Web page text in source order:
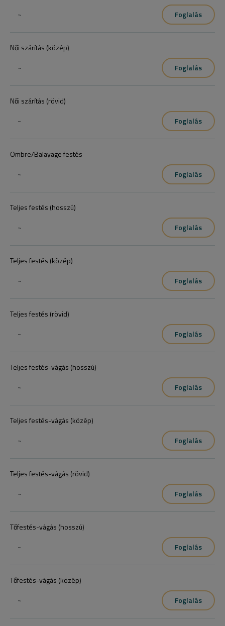
~
Foglalás
Női szárítás (közép)
~
Foglalás
Női szárítás (rövid)
~
Foglalás
Ombre/Balayage festés
~
Foglalás
Teljes festés (hosszú)
~
Foglalás
Teljes festés (közép)
~
Foglalás
Teljes festés (rövid)
~
Foglalás
Teljes festés-vágás (hosszú)
~
Foglalás
Teljes festés-vágás (közép)
~
Foglalás
Teljes festés-vágás (rövid)
~
Foglalás
Tőfestés-vágás (hosszú)
~
Foglalás
Tőfestés-vágás (közép)
~
Foglalás